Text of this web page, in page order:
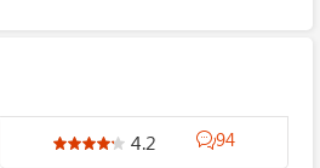
4.2 94